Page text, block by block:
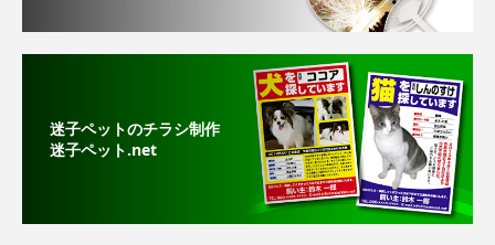
迷子ペットのチラシ制作
迷子ペット.net